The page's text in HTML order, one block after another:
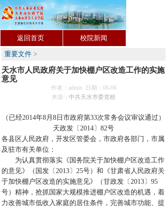
返回首页 校院新闻
重要文件 >
天水市人民政府关于加快棚户区改造工作的实施
意见
作者：admin 日期：06-06
来源： 中共天水市委党校
（已经2014年8月8日市政府第33次常务会议审议通过）
天政发〔2014〕82号
各县区人民政府，开发区管委会，市政府各部门，市属
及驻市有关单位：
为认真贯彻落实《国务院关于加快棚户区改造工作
的意见》（国发〔2013〕25号）和《甘肃省人民政府关
于加快棚户区改造的实施意见》（甘政发〔2013〕95
号）精神，抢抓国家大规模推进棚户区改造的机遇，着
力改善城市低收入家庭的居住条件，完善城市功能、提